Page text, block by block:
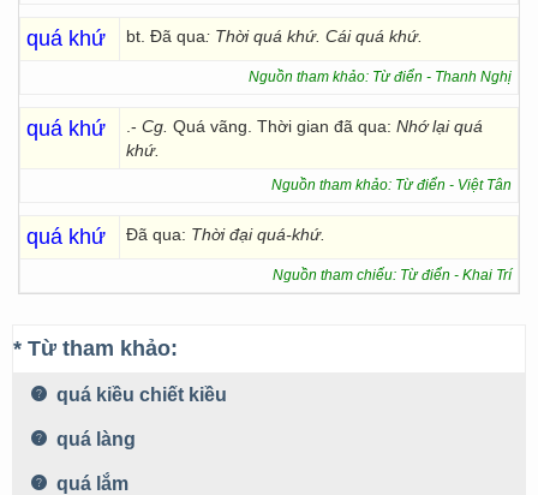
quá khứ bt. Đã qua: Thời quá khứ. Cái quá khứ.
Nguồn tham khảo: Từ điển - Thanh Nghị
quá khứ .- Cg. Quá vãng. Thời gian đã qua: Nhớ lại quá
khứ.
Nguồn tham khảo: Từ điển - Việt Tân
quá khứ Đã qua: Thời đại quá-khứ.
Nguồn tham chiếu: Từ điển - Khai Trí
* Từ tham khảo:
quá kiều chiết kiều
quá làng
quá lắm